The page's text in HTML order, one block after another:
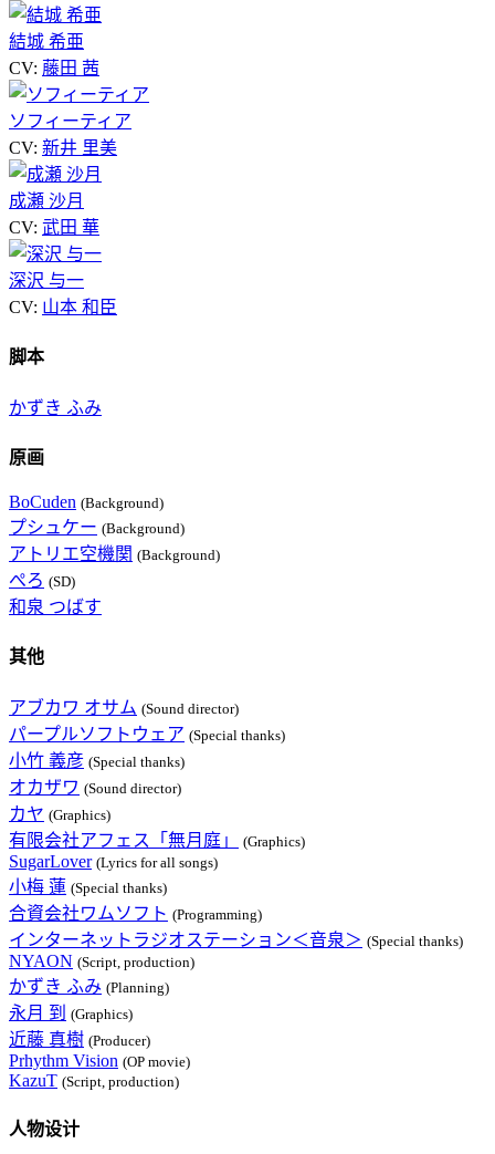
結城 希亜
CV: 藤田 茜
ソフィーティア
CV: 新井 里美
成瀬 沙月
CV: 武田 華
深沢 与一
CV: 山本 和臣
脚本
かずき ふみ
原画
BoCuden (Background)
プシュケー (Background)
アトリエ空機関 (Background)
ぺろ (SD)
和泉 つばす
其他
アブカワ オサム (Sound director)
パープルソフトウェア (Special thanks)
小竹 義彦 (Special thanks)
オカザワ (Sound director)
カヤ (Graphics)
有限会社アフェス「無月庭」 (Graphics)
SugarLover (Lyrics for all songs)
小梅 蓮 (Special thanks)
合資会社ワムソフト (Programming)
インターネットラジオステーション＜音泉＞ (Special thanks)
NYAON (Script, production)
かずき ふみ (Planning)
永月 到 (Graphics)
近藤 真樹 (Producer)
Prhythm Vision (OP movie)
KazuT (Script, production)
人物设计